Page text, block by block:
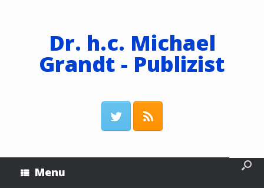
Dr. h.c. Michael
Grandt - Publizist
Menu